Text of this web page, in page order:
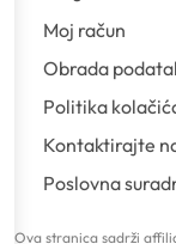
Moj račun
Obrada
Politika
Kontaktirajte
Poslovna
Ova stranica sadrži